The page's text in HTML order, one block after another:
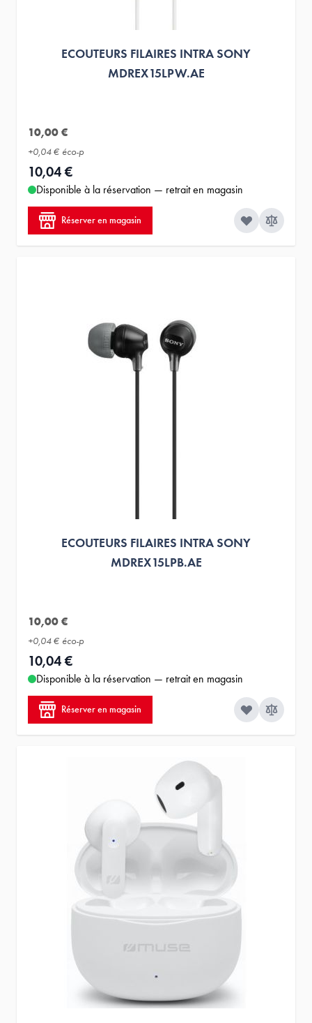
ECOUTEURS FILAIRES INTRA SONY
MDREX15LPW.AE
10,00 €
+0,04 € éco-p
10,04 €
Disponible à la réservation — retrait en magasin
Réserver en magasin
ECOUTEURS FILAIRES INTRA SONY
MDREX15LPB.AE
10,00 €
+0,04 € éco-p
10,04 €
Disponible à la réservation — retrait en magasin
Réserver en magasin